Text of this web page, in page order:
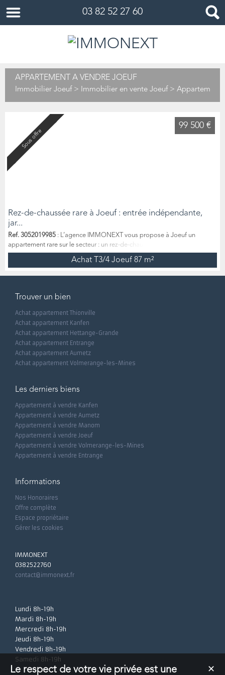
03 82 52 27 60
APPARTEMENT À VENDRE JOEUF
Immobilier Joeuf > Immobilier en vente Joeuf > Appartement
Sous offre
Rez-de-chaussée rare à Joeuf : entrée indépendante,
jar...
Ref. 3052019985 : L’agence IMMONEXT vous propose à Joeuf un
appartement rare sur le secteur : un rez-de-chaussée avec entrée
indépendante, terrasse et jardin privatif au calme, sans vis-à-vis.
Développant environ 83 m² habitables, complétés par une entrée
aussi bien pou...
Achat T3/4 Joeuf 87 m²
99 500 €
Trouver un bien
Achat appartement Thionville
Achat appartement Kanfen
Achat appartement Hettange-Grande
Achat appartement Entrange
Achat appartement Aumetz
Achat appartement Volmerange-les-Mines
Les derniers biens
Appartement à vendre Kanfen
Appartement à vendre Aumetz
Appartement à vendre Manom
Appartement à vendre Joeuf
Appartement à vendre Volmerange-les-Mines
Appartement à vendre Entrange
Informations
Nos Honoraires
Offre complète
Espace propriétaire
Gérer les cookies
IMMONEXT
0382522760
contact@immonext.fr
Lundi 8h-19h
Mardi 8h-19h
Mercredi 8h-19h
Jeudi 8h-19h
Vendredi 8h-19h
Samedi 8h-19h
✕
Le respect de votre vie privée est une